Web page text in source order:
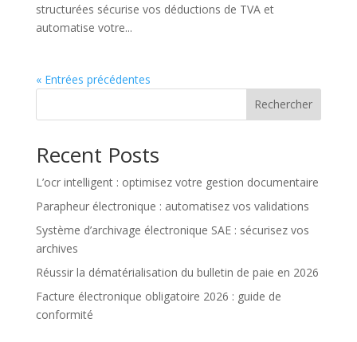
structurées sécurise vos déductions de TVA et
automatise votre...
« Entrées précédentes
Rechercher
Recent Posts
L’ocr intelligent : optimisez votre gestion documentaire
Parapheur électronique : automatisez vos validations
Système d’archivage électronique SAE : sécurisez vos
archives
Réussir la dématérialisation du bulletin de paie en 2026
Facture électronique obligatoire 2026 : guide de
conformité